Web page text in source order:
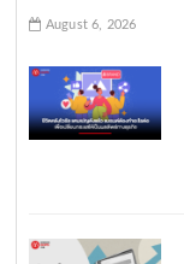
August 6, 2026